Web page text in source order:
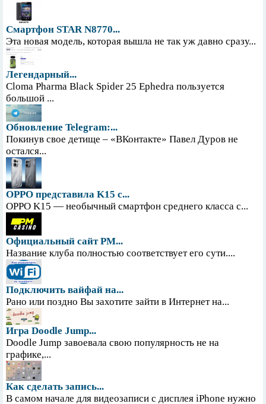
Смартфон STAR N8770...
Эта новая модель, которая вышла не так уж давно сразу...
Легендарный...
Cloma Pharma Black Spider 25 Ephedra пользуется
большой ...
Обновление Telegram:...
Покинув свое детище – «ВКонтакте» Павел Дуров не
остался...
OPPO представила K15 с...
OPPO K15 — необычный смартфон среднего класса с...
Официальный сайт PM...
Название клуба полностью соответствует его сути....
Подключить вайфай на...
Рано или поздно Вы захотите зайти в Интернет на...
Игра Doodle Jump...
Doodle Jump завоевала свою популярность не на
графике,...
Как сделать запись...
В самом начале для видеозаписи с дисплея iPhone нужно